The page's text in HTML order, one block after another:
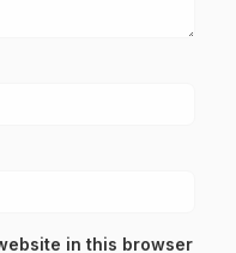
in this browser